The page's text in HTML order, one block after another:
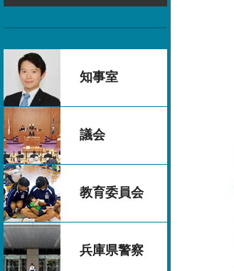
知事室
議会
教育委員会
兵庫県警察